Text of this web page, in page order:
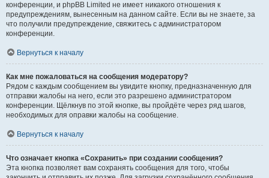
конференции, и phpBB Limited не имеет никакого отношения к
предупреждениям, вынесенным на данном сайте. Если вы не знаете, за
что получили предупреждение, свяжитесь с администратором
конференции.
Вернуться к началу
Как мне пожаловаться на сообщения модератору?
Рядом с каждым сообщением вы увидите кнопку, предназначенную для
отправки жалобы на него, если это разрешено администратором
конференции. Щёлкнув по этой кнопке, вы пройдёте через ряд шагов,
необходимых для оправки жалобы на сообщение.
Вернуться к началу
Что означает кнопка «Сохранить» при создании сообщения?
Эта кнопка позволяет вам сохранять сообщения для того, чтобы